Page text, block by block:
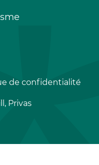
de confidentialité
Privas